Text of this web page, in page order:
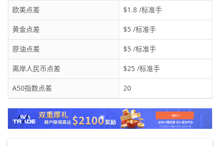
欧美点差 $1.8 /标准手
黄金点差 $5 /标准手
原油点差 $5 /标准手
离岸人民币点差 $25 /标准手
A50指数点差 20